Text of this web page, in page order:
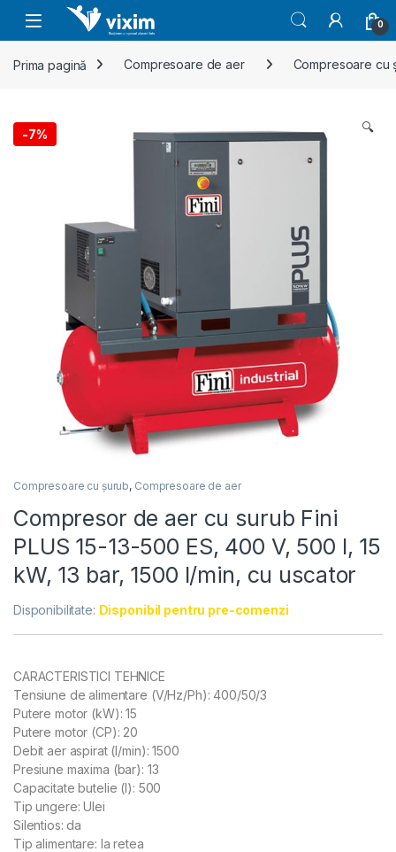
Skip to navigation
Skip to content
0
Prima pagină Compresoare de aer Compresoare cu
-7% 🔍
Compresoare cu șurub, Compresoare de aer
Compresor de aer cu surub Fini
PLUS 15-13-500 ES, 400 V, 500 l, 15
kW, 13 bar, 1500 l/min, cu uscator
Disponibilitate: Disponibil pentru pre-comenzi
CARACTERISTICI TEHNICE
Tensiune de alimentare (V/Hz/Ph): 400/50/3
Putere motor (kW): 15
Putere motor (CP): 20
Debit aer aspirat (l/min): 1500
Presiune maxima (bar): 13
Capacitate butelie (l): 500
Tip ungere: Ulei
Silentios: da
Tip alimentare: la retea